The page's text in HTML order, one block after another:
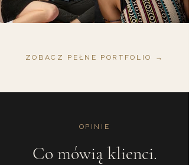
ZOBACZ PEŁNE PORTFOLIO →
OPINIE
Co mówią klienci.